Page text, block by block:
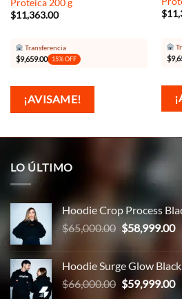
Proteica 200 g
$11,363.00
Transferencia
$9,659.00 15% OFF
¡AVISAME!
$
$
LO ÚLTIMO
Hoodie Crop Process
$65,000.00 El
original
era:
$65,000.00.
$58,999.00El
Hoodie Surge Glow Black
$66,000.00 El
$59,999.00El